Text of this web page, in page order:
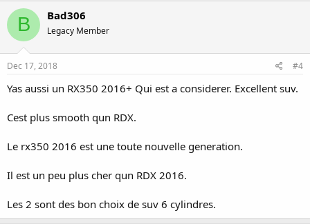
B Bad306
Legacy Member
Dec 17, 2018 #4
Yas aussi un RX350 2016+ Qui est a considerer. Excellent suv.
Cest plus smooth qun RDX.
Le rx350 2016 est une toute nouvelle generation.
Il est un peu plus cher qun RDX 2016.
Les 2 sont des bon choix de suv 6 cylindres.